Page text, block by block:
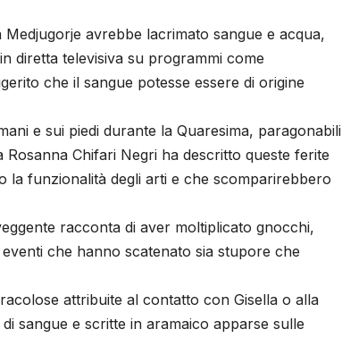
Medjugorje avrebbe lacrimato sangue e acqua,
diretta televisiva su programmi come
che il sangue potesse essere di origine
e sui piedi durante la Quaresima, paragonabili
Chifari Negri ha descritto queste ferite
la funzionalità degli arti e che scomparirebbero
racconta di aver moltiplicato gnocchi,
che hanno scatenato sia stupore che
attribuite al contatto con Gisella o alla
sangue e scritte in aramaico apparse sulle